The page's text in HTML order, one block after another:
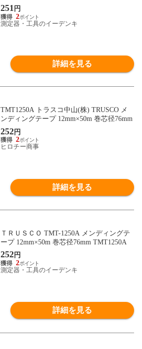
テープ CM12-R2P詰替
251 円
2
測定器・工具のイーデンキ
詳細を見る
TMT1250A トラスコ中山(株) TRUSCO メ
ンディングテープ 12mm×50m 巻芯径76mm
252円
2
ヒロチー商事
詳細を見る
ＴＲＵＳＣＯ TMT-1250A メンディングテ
ープ 12mm×50m 巻芯径76mm TMT1250A
252円
2
測定器・工具のイーデンキ
詳細を見る